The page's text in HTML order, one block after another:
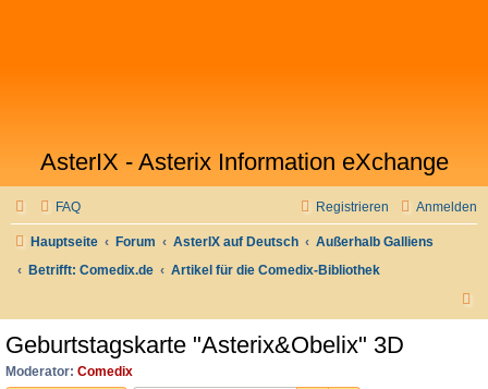
AsterIX - Asterix Information eXchange
FAQ Anmelden
Registrieren
Hauptseite Forum AsterIX auf Deutsch
Außerhalb Galliens
Betrifft: Comedix.de
Artikel für die Comedix-Bibliothek
Geburtstagskarte "Asterix&Obelix" 3D
Moderator: Comedix